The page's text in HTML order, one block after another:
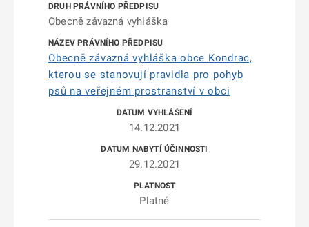
Obecně závazná vyhláška
Obecně závazná vyhláška obce Kondrac,
kterou se stanovují pravidla pro pohyb
psů na veřejném prostranství v obci
14.12.2021
29.12.2021
Platné